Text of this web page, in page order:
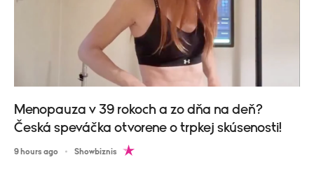
Menopauza v 39 rokoch a zo dňa na deň?
Česká speváčka otvorene o trpkej skúsenosti!
9 hours ago Showbiznis